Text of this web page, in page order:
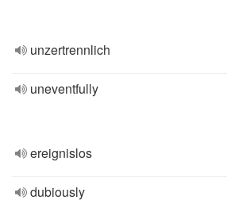
unzertrennlich
uneventfully
ereignislos
dubiously